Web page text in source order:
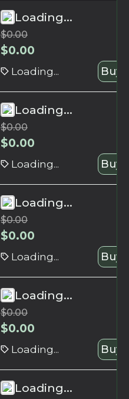
Loading...
$0.00
$0.00
Loading... Buy
Loading...
$0.00
$0.00
Loading... Buy
Loading...
$0.00
$0.00
Loading... Buy
Loading...
$0.00
$0.00
Loading... Buy
Loading...